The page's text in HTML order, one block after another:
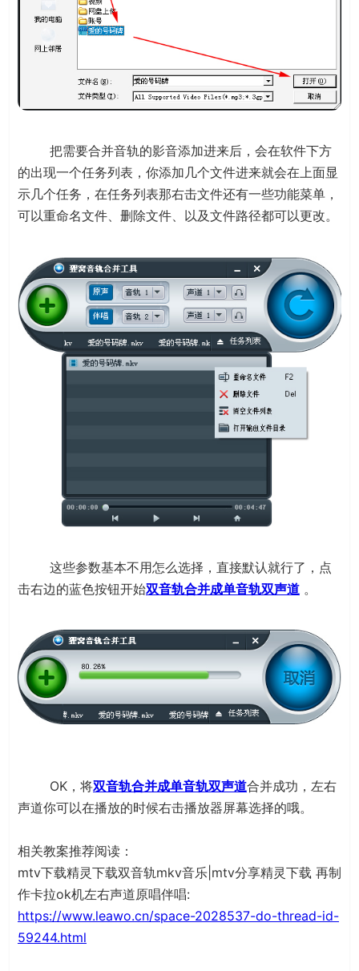
把需要合并音轨的影音添加进来后，会在软件下方
的出现一个任务列表，你添加几个文件进来就会在上面显
示几个任务，在任务列表那右击文件还有一些功能菜单，
可以重命名文件、删除文件、以及文件路径都可以更改。
这些参数基本不用怎么选择，直接默认就行了，点
击右边的蓝色按钮开始双音轨合并成单音轨双声道 。
OK，将双音轨合并成单音轨双声道合并成功，左右
声道你可以在播放的时候右击播放器屏幕选择的哦。
相关教案推荐阅读：
mtv下载精灵下载双音轨mkv音乐|mtv分享精灵下载 再制
作卡拉ok机左右声道原唱伴唱:
https://www.leawo.cn/space-2028537-do-thread-id-
59244.html